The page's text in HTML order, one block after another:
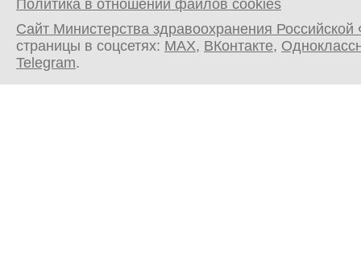
Политика в отношении файлов cookies
Сайт Министерства здравоохранения
страницы в соцсетях: MAX, ВКонтакте,
Telegram.